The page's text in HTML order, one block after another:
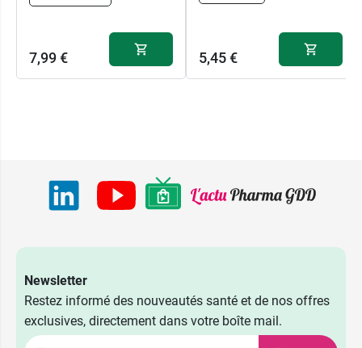
7,99 € 5,45 €
Newsletter
Restez informé des nouveautés santé et de nos offres
exclusives, directement dans votre boîte mail.